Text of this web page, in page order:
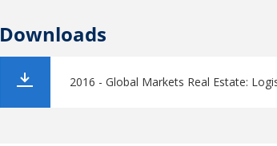
Downloads
2016 - Global Markets Real Estate: